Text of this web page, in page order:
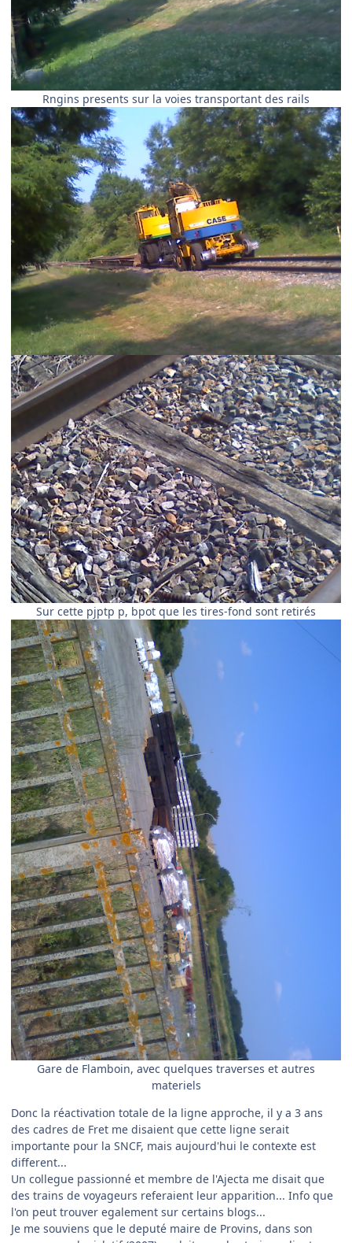
Rngins presents sur la voies transportant des rails
Sur cette pjptp p, bpot que les tires-fond sont retirés
Gare de Flamboin, avec quelques traverses et autres
materiels
Donc la réactivation totale de la ligne approche, il y a 3 ans
des cadres de Fret me disaient que cette ligne serait
importante pour la SNCF, mais aujourd'hui le contexte est
different...
Un collegue passionné et membre de l'Ajecta me disait que
des trains de voyageurs referaient leur apparition... Info que
l'on peut trouver egalement sur certains blogs...
Je me souviens que le deputé maire de Provins, dans son